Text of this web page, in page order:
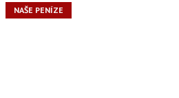
NAŠE PENÍZE